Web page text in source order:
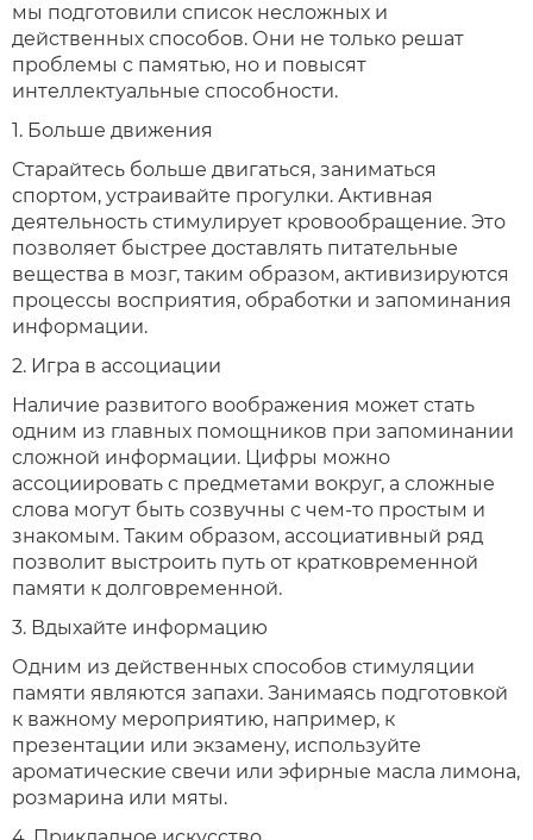
мы подготовили список несложных и
действенных способов. Они не только решат
проблемы с памятью, но и повысят
интеллектуальные способности.
1. Больше движения
Старайтесь больше двигаться, заниматься
спортом, устраивайте прогулки. Активная
деятельность стимулирует кровообращение. Это
позволяет быстрее доставлять питательные
вещества в мозг, таким образом, активизируются
процессы восприятия, обработки и запоминания
информации.
2. Игра в ассоциации
Наличие развитого воображения может стать
одним из главных помощников при запоминании
сложной информации. Цифры можно
ассоциировать с предметами вокруг, а сложные
слова могут быть созвучны с чем-то простым и
знакомым. Таким образом, ассоциативный ряд
позволит выстроить путь от кратковременной
памяти к долговременной.
3. Вдыхайте информацию
Одним из действенных способов стимуляции
памяти являются запахи. Занимаясь подготовкой
к важному мероприятию, например, к
презентации или экзамену, используйте
ароматические свечи или эфирные масла лимона,
розмарина или мяты.